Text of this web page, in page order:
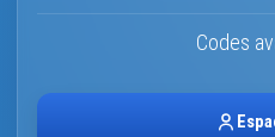
Codes